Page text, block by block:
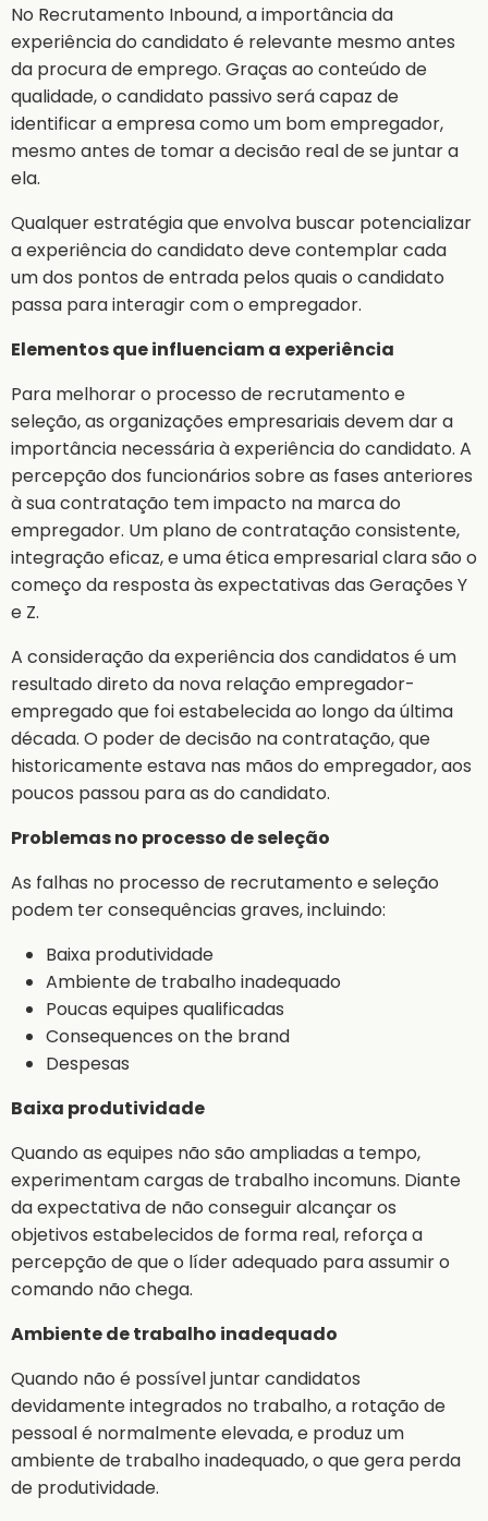
No Recrutamento Inbound, a importância da
experiência do candidato é relevante mesmo antes
da procura de emprego. Graças ao conteúdo de
qualidade, o candidato passivo será capaz de
identificar a empresa como um bom empregador,
mesmo antes de tomar a decisão real de se juntar a
ela.
Qualquer estratégia que envolva buscar potencializar
a experiência do candidato deve contemplar cada
um dos pontos de entrada pelos quais o candidato
passa para interagir com o empregador.
Elementos que influenciam a experiência
Para melhorar o processo de recrutamento e
seleção, as organizações empresariais devem dar a
importância necessária à experiência do candidato. A
percepção dos funcionários sobre as fases anteriores
à sua contratação tem impacto na marca do
empregador. Um plano de contratação consistente,
integração eficaz, e uma ética empresarial clara são o
começo da resposta às expectativas das Gerações Y
e Z.
A consideração da experiência dos candidatos é um
resultado direto da nova relação empregador-
empregado que foi estabelecida ao longo da última
década. O poder de decisão na contratação, que
historicamente estava nas mãos do empregador, aos
poucos passou para as do candidato.
Problemas no processo de seleção
As falhas no processo de recrutamento e seleção
podem ter consequências graves, incluindo:
Baixa produtividade
Ambiente de trabalho inadequado
Poucas equipes qualificadas
Consequences on the brand
Despesas
Baixa produtividade
Quando as equipes não são ampliadas a tempo,
experimentam cargas de trabalho incomuns. Diante
da expectativa de não conseguir alcançar os
objetivos estabelecidos de forma real, reforça a
percepção de que o líder adequado para assumir o
comando não chega.
Ambiente de trabalho inadequado
Quando não é possível juntar candidatos
devidamente integrados no trabalho, a rotação de
pessoal é normalmente elevada, e produz um
ambiente de trabalho inadequado, o que gera perda
de produtividade.